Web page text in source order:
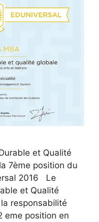
et Qualité
7ème position du
2016 Le
et Qualité
responsabilité
eme position en